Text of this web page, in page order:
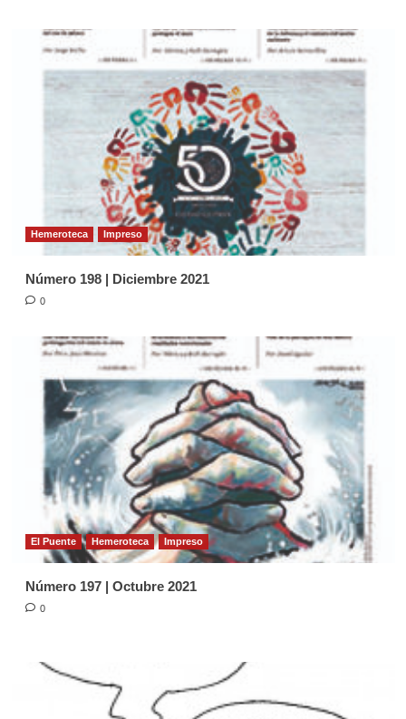
Hemeroteca Impreso
Número 198 | Diciembre 2021
0
El Puente Hemeroteca Impreso
Número 197 | Octubre 2021
0